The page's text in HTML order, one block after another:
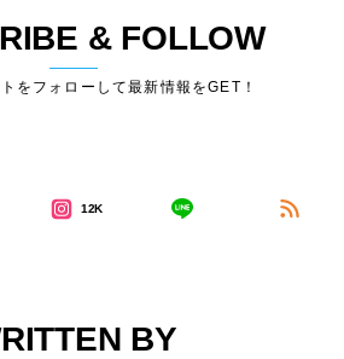
& FOLLOW
をフォローして最新情報をGET！
12K
BY